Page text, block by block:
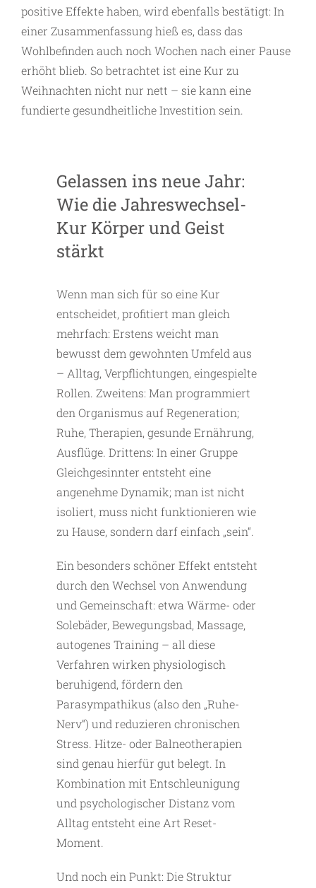
positive Effekte haben, wird ebenfalls bestätigt: In
einer Zusammenfassung hieß es, dass das
Wohlbefinden auch noch Wochen nach einer Pause
erhöht blieb. So betrachtet ist eine Kur zu
Weihnachten nicht nur nett – sie kann eine
fundierte gesundheitliche Investition sein.
Gelassen ins neue Jahr:
Wie die Jahreswechsel-
Kur Körper und Geist
stärkt
Wenn man sich für so eine Kur
entscheidet, profitiert man gleich
mehrfach: Erstens weicht man
bewusst dem ­gewohnten Umfeld aus
– Alltag, Verpflichtungen, eingespielte
Rollen. Zweitens: Man programmiert
den Organismus auf Regeneration;
Ruhe, Therapien, gesunde Ernährung,
Ausflüge. Drittens: In einer Gruppe
Gleichgesinnter entsteht eine
angenehme Dynamik; man ist nicht
isoliert, muss nicht funktionieren wie
zu Hause, sondern darf einfach „sein“.
Ein besonders schöner Effekt entsteht
durch den ­Wechsel von Anwendung
und Gemeinschaft: etwa Wärme- oder
Solebäder, Bewegungsbad, Massage,
autogenes Training – all diese
Verfahren wirken physiologisch
beruhigend, fördern den
Parasympathikus (also den „Ruhe-
Nerv“) und reduzieren chronischen
Stress. Hitze- oder Balneotherapien
sind genau hierfür gut belegt. In
Kombination mit Entschleunigung
und psychologischer Distanz vom
Alltag entsteht eine Art Reset-
Moment.
Und noch ein Punkt: Die Struktur